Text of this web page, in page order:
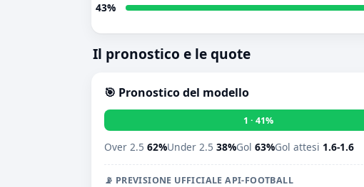
43%
Il pronostico e le quote
🎯 Pronostico del modello
1 · 41%
Over 2.5 62%Under 2.5 38%Gol 63%Gol attesi 1.6-1.6
📡 PREVISIONE UFFICIALE API-FOOTBALL